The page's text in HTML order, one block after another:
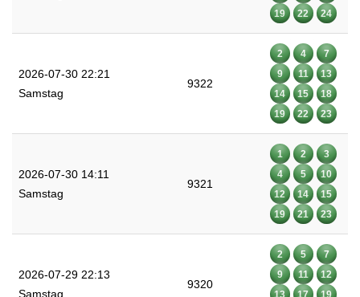
19
22 24
2026-07-30 22:21
Samstag
9322
2 4
7
9
11
13
14
15
18
19
22 23
2026-07-30 14:11
Samstag
9321
1 2
3
4
5
10
12
14
15
19
21 23
2026-07-29 22:13
Samstag
9320
2 5
7
9
11
12
13
17 19